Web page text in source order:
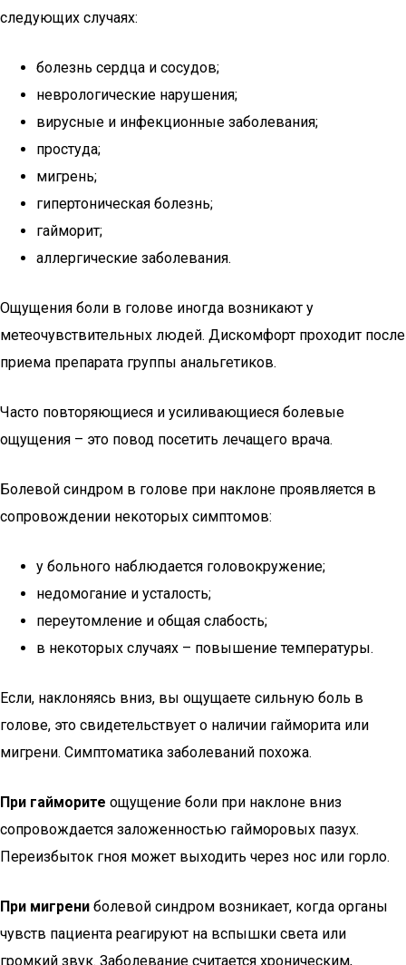
следующих случаях:
болезнь сердца и сосудов;
неврологические нарушения;
вирусные и инфекционные заболевания;
простуда;
мигрень;
гипертоническая болезнь;
гайморит;
аллергические заболевания.
Ощущения боли в голове иногда возникают у
метеочувствительных людей. Дискомфорт проходит после
приема препарата группы анальгетиков.
Часто повторяющиеся и усиливающиеся болевые
ощущения – это повод посетить лечащего врача.
Болевой синдром в голове при наклоне проявляется в
сопровождении некоторых симптомов:
у больного наблюдается головокружение;
недомогание и усталость;
переутомление и общая слабость;
в некоторых случаях – повышение температуры.
Если, наклоняясь вниз, вы ощущаете сильную боль в
голове, это свидетельствует о наличии гайморита или
мигрени. Симптоматика заболеваний похожа.
При гайморите ощущение боли при наклоне вниз
сопровождается заложенностью гайморовых пазух.
Переизбыток гноя может выходить через нос или горло.
При мигрени болевой синдром возникает, когда органы
чувств пациента реагируют на вспышки света или
громкий звук. Заболевание считается хроническим,